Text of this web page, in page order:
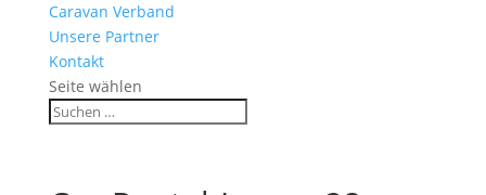
Caravan Verband
Unsere Partner
Kontakt
Seite wählen